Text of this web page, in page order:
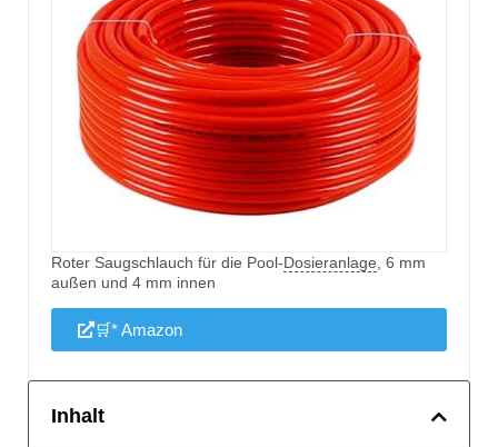
Roter Saugschlauch für die Pool-Dosieranlage , 6 mm
außen und 4 mm innen
🛒* Amazon
Inhalt